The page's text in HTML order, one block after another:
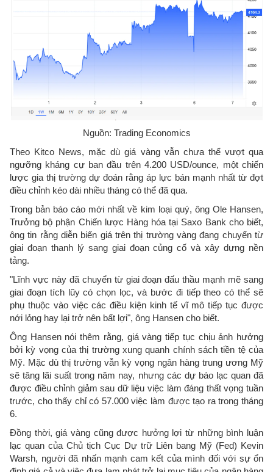
Nguồn: Trading Economics
Theo Kitco News, mặc dù giá vàng vẫn chưa thể vượt qua
ngưỡng kháng cự ban đầu trên 4.200 USD/ounce, một chiến
lược gia thị trường dự đoán rằng áp lực bán mạnh nhất từ ​​đợt
điều chỉnh kéo dài nhiều tháng có thể đã qua.
Trong bản báo cáo mới nhất về kim loại quý, ông Ole Hansen,
Trưởng bộ phận Chiến lược Hàng hóa tại Saxo Bank cho biết,
ông tin rằng diễn biến giá trên thị trường vàng đang chuyển từ
giai đoạn thanh lý sang giai đoạn củng cố và xây dựng nền
tảng.
"Lĩnh vực này đã chuyển từ giai đoạn đấu thầu mạnh mẽ sang
giai đoạn tích lũy có chọn lọc, và bước đi tiếp theo có thể sẽ
phụ thuộc vào việc các điều kiện kinh tế vĩ mô tiếp tục được
nới lỏng hay lại trở nên bất lợi", ông Hansen cho biết.
Ông Hansen nói thêm rằng, giá vàng tiếp tục chịu ảnh hưởng
bởi kỳ vọng của thị trường xung quanh chính sách tiền tệ của
Mỹ. Mặc dù thị trường vẫn kỳ vọng ngân hàng trung ương Mỹ
sẽ tăng lãi suất trong năm nay, nhưng các dự báo lạc quan đã
được điều chỉnh giảm sau dữ liệu việc làm đáng thất vọng tuần
trước, cho thấy chỉ có 57.000 việc làm được tạo ra trong tháng
6.
Đồng thời, giá vàng cũng được hưởng lợi từ những bình luận
lạc quan của Chủ tịch Cục Dự trữ Liên bang Mỹ (Fed) Kevin
Warsh, người đã nhấn mạnh cam kết của mình đối với sự ổn